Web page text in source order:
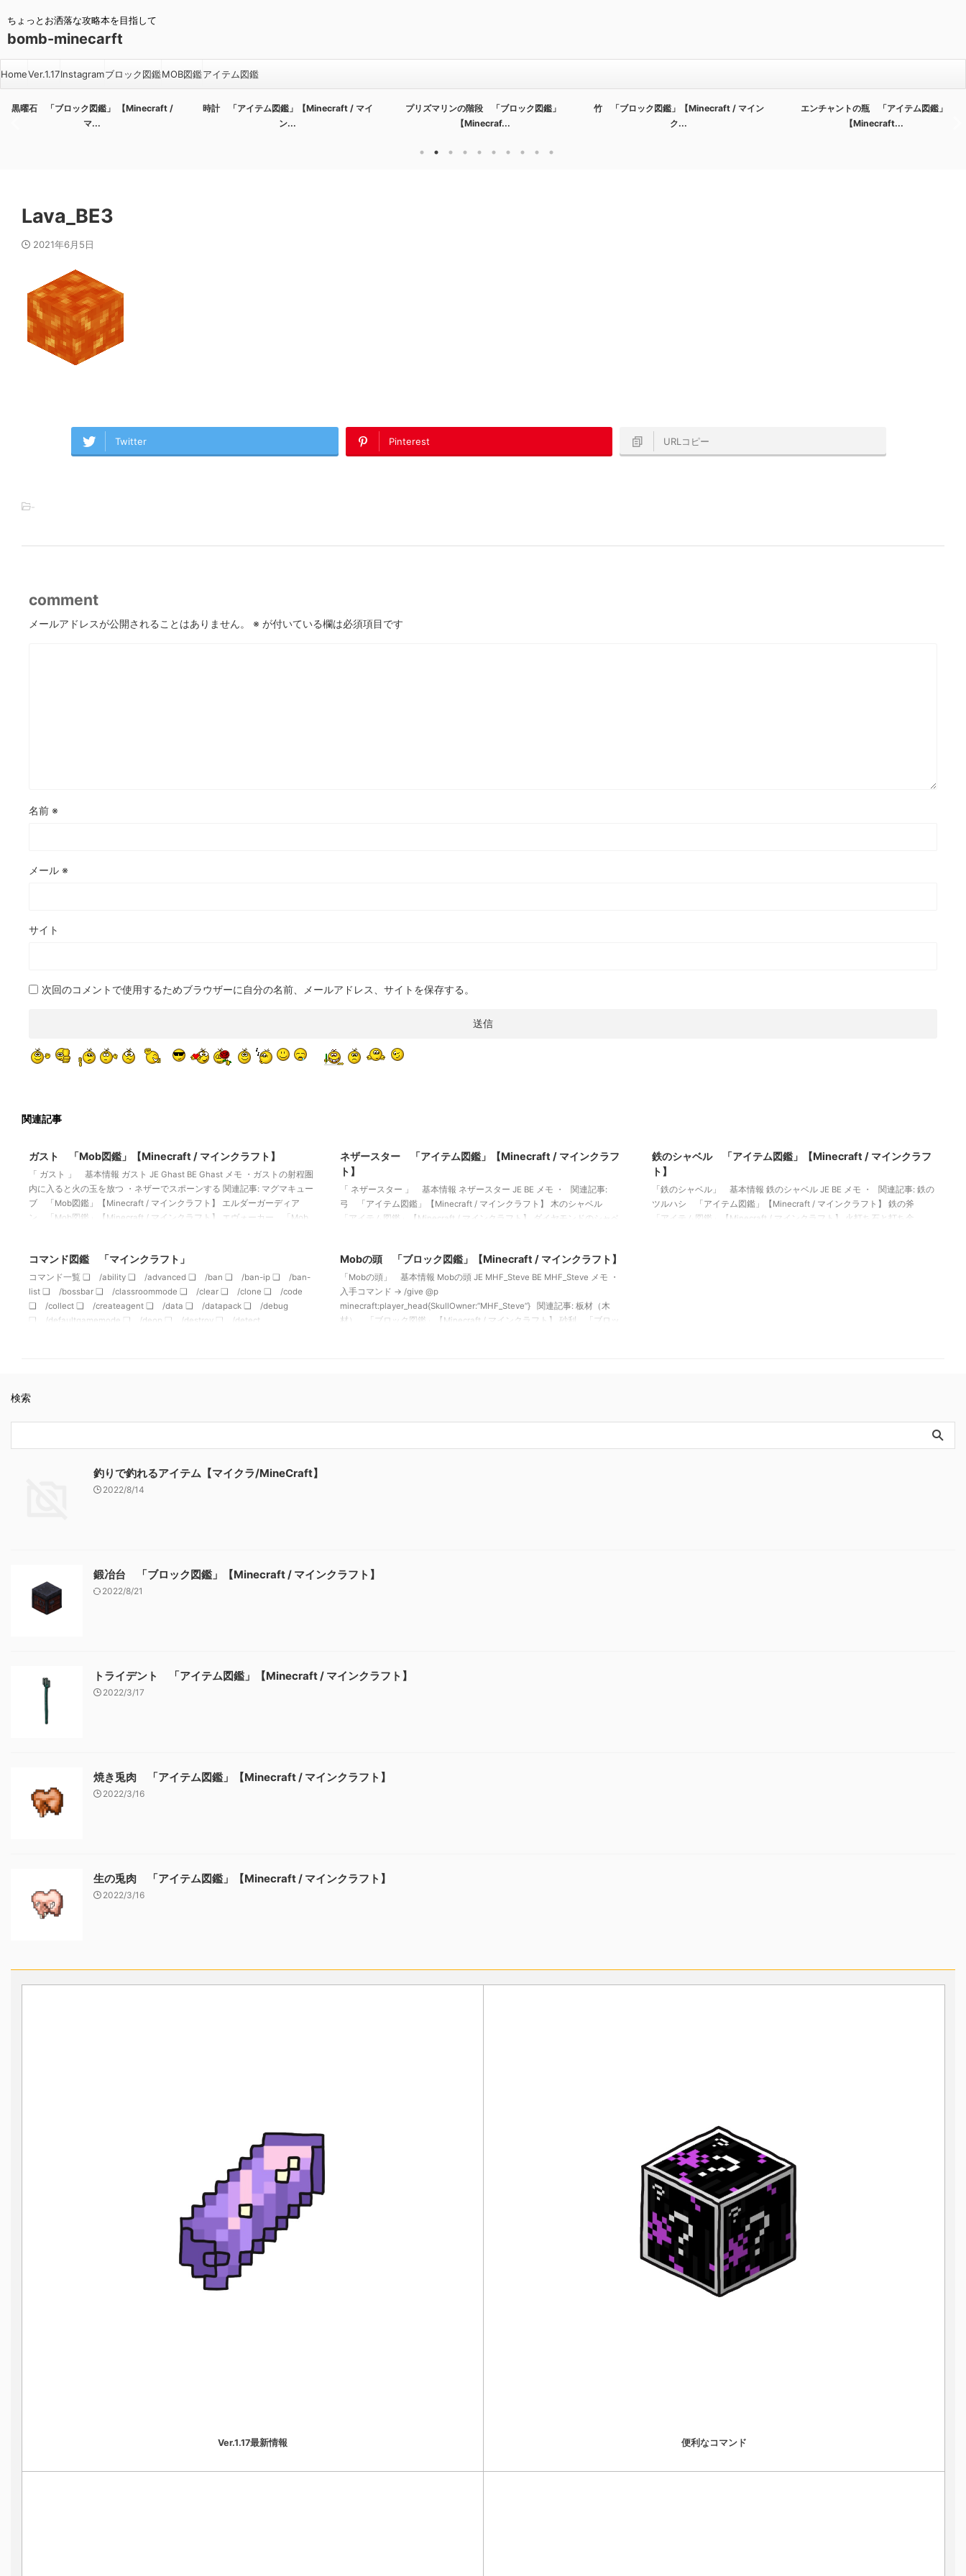
ちょっとお洒落な攻略本を目指して
bomb-minecarft
HomeVer.1.17Instagramブロック図鑑MOB図鑑アイテム図鑑
黒曜石 「ブロック図鑑」 【Minecraft /
マ...
時計 「アイテム図鑑」【Minecraft / マイ
ン...
プリズマリンの階段 「ブロック図鑑」
【Minecraf...
竹 「ブロック図鑑」【Minecraft / マイン
ク...
エンチャントの瓶 「アイテム図鑑」
【Minecraft...
Lava_BE3
2021年6月5日
Twitter Pinterest URLコピー
-
comment
メールアドレスが公開されることはありません。 ※ が付いている欄は必須項目です
名前 ※
メール ※
サイト
次回のコメントで使用するためブラウザーに自分の名前、メールアドレス、サイトを保存する。
関連記事
ガスト 「Mob図鑑」【Minecraft / マインクラフト】
「 ガスト 」 基本情報 ガスト JE Ghast BE Ghast メモ ・ガストの射程圏
内に入ると火の玉を放つ ・ネザーでスポーンする 関連記事: マグマキュー
ブ 「Mob図鑑」【Minecraft / マインクラフト】 エルダーガーディア
ン 「Mob図鑑」【Minecraft / マインクラフト】 エヴォーカー 「Mob
ネザースター 「アイテム図鑑」【Minecraft / マインクラフ
ト】
「 ネザースター 」 基本情報 ネザースター JE BE メモ ・ 関連記事:
弓 「アイテム図鑑」【Minecraft / マインクラフト】 木のシャベル
「アイテム図鑑」【Minecraft / マインクラフト】 ダイヤモンドのシャベ
鉄のシャベル 「アイテム図鑑」【Minecraft / マインクラフ
ト】
「鉄のシャベル」 基本情報 鉄のシャベル JE BE メモ ・ 関連記事: 鉄の
ツルハシ 「アイテム図鑑」【Minecraft / マインクラフト】 鉄の斧
「アイテム図鑑」【Minecraft / マインクラフト】 火打ち石と打ち金
コマンド図鑑 「マインクラフト」
コマンド一覧 ❏ /ability ❏ /advanced ❏ /ban ❏ /ban-ip ❏ /ban-
list ❏ /bossbar ❏ /classroommode ❏ /clear ❏ /clone ❏ /code
❏ /collect ❏ /createagent ❏ /data ❏ /datapack ❏ /debug
❏ /defaultgamemode ❏ /deop ❏ /destroy ❏ /detect
Mobの頭 「ブロック図鑑」【Minecraft / マインクラフト】
「Mobの頭」 基本情報 Mobの頭 JE MHF_Steve BE MHF_Steve メモ ・
入手コマンド → /give @p
minecraft:player_head{SkullOwner:”MHF_Steve”} 関連記事: 板材（木
材） 「ブロック図鑑」【Minecraft / マインクラフト】 砂利 「ブロッ
検索
釣りで釣れるアイテム【マイクラ/MineCraft】
2022/8/14
鍛冶台 「ブロック図鑑」【Minecraft / マインクラフト】
2022/8/21
トライデント 「アイテム図鑑」【Minecraft / マインクラフト】
2022/3/17
焼き兎肉 「アイテム図鑑」【Minecraft / マインクラフト】
2022/3/16
生の兎肉 「アイテム図鑑」【Minecraft / マインクラフト】
2022/3/16
Ver.1.17最新情報 便利なコマンド